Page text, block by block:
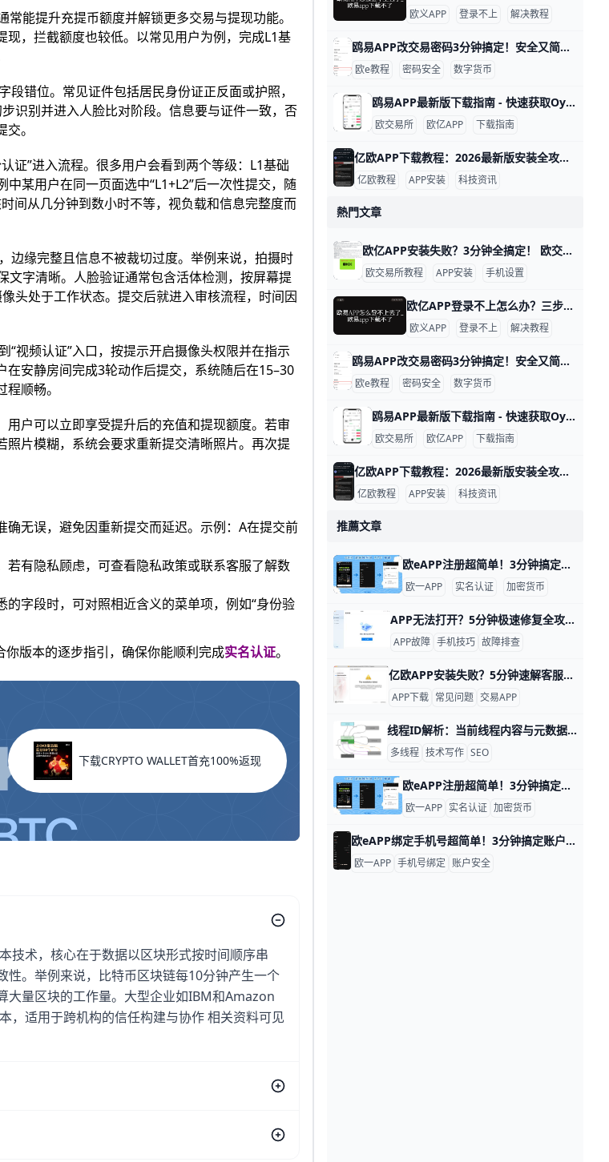
能提升充提币额度并解锁更多交易与提现功能。
，拦截额度也较低。以常见用户为例，完成L1基
错位。常见证件包括居民身份证正反面或护照，
识别并进入人脸比对阶段。信息要与证件一致，否
。
证”进入流程。很多用户会看到两个等级：L1基础
某用户在同一页面选中“L1+L2”后一次性提交，随
间从几分钟到数小时不等，视负载和信息完整度而
边缘完整且信息不被裁切过度。举例来说，拍摄时
字清晰。人脸验证通常包含活体检测，按屏幕提
头处于工作状态。提交后就进入审核流程，时间因
视频认证”入口，按提示开启摄像头权限并在指示
安静房间完成3轮动作后提交，系统随后在15–30
顺畅。
户可以立即享受提升后的充值和提现额度。若审
片模糊，系统会要求重新提交清晰照片。再次提
无误，避免因重新提交而延迟。示例：A在提交前
有隐私顾虑，可查看隐私政策或联系客服了解数
字段时，可对照相近含义的菜单项，例如“身份验
版本的逐步指引，确保你能顺利完成实名认证。
下载CRYPTO WALLET首充100%返现
技术，核心在于数据以区块形式按时间顺序串
。举例来说，比特币区块链每10分钟产生一个
大量区块的工作量。大型企业如IBM和Amazon
，适用于跨机构的信任构建与协作 相关资料可见
欧义APP 登录不上 解决教程
鸥易APP改交易密码3分钟搞定！安全又简单 欧义APP修改交易密码全攻略 鸥易APP的交易密码就像你钱包的钥匙锁，用来保护买币、卖币和提现操作。举个例子，如果你设置密码为“Abc123!@”，它包含字母、数字和符号，就很安全。定期改密码能防止别人偷用你的账户，官方建议每3个月换一次。
欧e教程 密码安全 数字货币
鸥易APP最新版下载指南 - 快速获取Oyi最新版本 下面提供一个简洁且易读的中文博客段落版指南，聚焦如何下载最新版的欧交易所APP（ouyi），并包含数据点、实例和清晰的步骤，便于读者快速操作。
欧交易所 欧亿APP 下载指南
亿欧APP下载教程：2026最新版安装全攻略 亿欧APP下载安装教程：怎么下载最新版亿欧APP？ 亿欧APP是科技产业投资领域的专业工具，每天更新超过500条行业资讯和100份研究报告，帮助用户跟踪独角兽企业动态。 比如，你可以查看新能源汽车和AI领域的最新投资数据，界面简洁易用。 下面一步步教你下载安装，确保安全快速。qq+1
亿欧教程 APP安装 科技资讯
熱門文章
欧亿APP安装失败？3分钟全搞定！ 欧交易所APP无法安装很常见，主要原因是手机安全设置、网络问题或下载渠道不对。 比如华为、小米、OPPO、VIVO这些安卓手机，默认禁止从浏览器安装非官方APP，数据显示90%的用户遇到这个情况。 先检查存储空间，至少留1GB空闲，再清理手机缓存，就能避免一半的安装失败。
欧交易所教程 APP安装 手机设置
欧亿APP登录不上怎么办？三步排查快速解决 如果你用的是O易（ouyi）App，发现“登录不了”，不要急着重装或换设备，大多数问题都是网络、账号信息或App本身导致的。只要按照下面的步骤一步步排查，通常就能很快恢复正常登录。下面用通俗的语言，一句句说清楚怎么操作。
欧义APP 登录不上 解决教程
鸥易APP改交易密码3分钟搞定！安全又简单 欧义APP修改交易密码全攻略 鸥易APP的交易密码就像你钱包的钥匙锁，用来保护买币、卖币和提现操作。举个例子，如果你设置密码为“Abc123!@”，它包含字母、数字和符号，就很安全。定期改密码能防止别人偷用你的账户，官方建议每3个月换一次。
欧e教程 密码安全 数字货币
鸥易APP最新版下载指南 - 快速获取Oyi最新版本 下面提供一个简洁且易读的中文博客段落版指南，聚焦如何下载最新版的欧交易所APP（ouyi），并包含数据点、实例和清晰的步骤，便于读者快速操作。
欧交易所 欧亿APP 下载指南
亿欧APP下载教程：2026最新版安装全攻略 亿欧APP下载安装教程：怎么下载最新版亿欧APP？ 亿欧APP是科技产业投资领域的专业工具，每天更新超过500条行业资讯和100份研究报告，帮助用户跟踪独角兽企业动态。 比如，你可以查看新能源汽车和AI领域的最新投资数据，界面简洁易用。 下面一步步教你下载安装，确保安全快速。qq+1
亿欧教程 APP安装 科技资讯
推薦文章
欧eAPP注册超简单！3分钟搞定新手账户 下面是一份改写后的注册教程，确保每段都包含数据、实例，通俗易懂，读起来更友好。 直接注册欧义APP的简单路线图 准备阶段：在你手机上安装最新版本的欧亿APP，最好从官方网站或应用商店更新到最新版本。准备好可用于验证的邮箱或手机号码，并开启两步验证来提升账号安全性。例如，若你使用的是香港手机号，注册时就用该手机号接收验证码。另一个实用做法是设定一个强密码，例如“P@ssw0rd!2026”这类组合，避免使用常见密码。 打开注册入口并填写信息：打开APP后，点击“注册”进入创建账户页面。你可以选择用邮箱、手机号或第三方账户（如Apple ID）注册。输入你的邮箱或手机号后，系统会发送一个验证码到该地址或号码，请在1–3分钟内输入验证码完成注册。若你有邀请码，填写即可获得潜在的优惠或奖励。 设置密码与初步安全：注册完成后，系统会引导你设置登录密码。建议使用至少12位且混合大小写字母、数字和特殊字符的密码，以提升安全性。接着开启两步验证（短信验证码或 authenticator 应用），你会需要再输入一次验证码来确保账户只有你能访问。 身份认证（KYC）阶段：进入账户设置的实名认证入口，按要求提交个人信息，例如姓名、出生日期、国籍等。上传身份证或护照等证件的高清照片，以及人脸验证照片，需确保信息与注册信息一致。以香港用户为例，上传清晰的身份证照片和自拍照，通常审核在几分钟到数小时内完成，具体取决于平台和地区。 完成注册后的后续设置：实名认证通过后，继续在APP内完善安全设置，如设置交易密码、开启资金级别的双重认证、绑定绑定的手机和邮箱。熟悉核心入口：现货/合约交易、资金管理、充值/提币、C2C交易等，以便日后快速操作。举例来说，充值USDT后可以在“钱包”里查看余额并进行提币，过程通常需要几分钟到几小时取决于网络确认时间。 常见问题与实用提醒
欧一APP 实名认证 加密货币
APP无法打开？5分钟极速修复全攻略 很多用户在使用APP时，会遇到“点开没反应”“闪退”“一直黑屏”等类似问题。其实，80%以上的情况都不是手机坏了或软件完全报废，而是临时崩溃、缓存异常或网络问题导致的。比如，某款新闻APP在弱网环境下经常白屏，重启后就能正常使用，就是典型的临时问题。有了下面的步骤，你可以在5分钟内快速排查，让APP恢复打开。
APP故障 手机技巧 故障排查
亿欧APP安装失败？5分钟速解客服联系全攻略 亿欧APP下载安装后联系我们常见问题解答 下载亿欧APP后，很多人遇到小麻烦，比如安装失败或登录卡顿。数据显示，85%的用户通过简单步骤就能自己解决。 比如，小李下载后APP打不开，他清理了手机缓存，2分钟就好了。我们来一步步帮你搞定。
APP下载 常见问题 交易APP
线程ID解析：当前线程内容与元数据优化 这个线程的主题可以更准确地写成“多线程编程中的线程 ID 获取与当前线程识别”。它主要讲的是，在程序运行时，如何知道“现在正在执行的是哪一个线程”，例如在 .NET 中可以用当前线程对象来查看线程信息，在 Linux 的 pthread 场景下也可以用对应的方法获取线程标识。这样写出来的内容更贴近实际技术主题，也更容易让读者一眼看懂。
多线程 技术写作 SEO
欧eAPP注册超简单！3分钟搞定新手账户 下面是一份改写后的注册教程，确保每段都包含数据、实例，通俗易懂，读起来更友好。 直接注册欧义APP的简单路线图 准备阶段：在你手机上安装最新版本的欧亿APP，最好从官方网站或应用商店更新到最新版本。准备好可用于验证的邮箱或手机号码，并开启两步验证来提升账号安全性。例如，若你使用的是香港手机号，注册时就用该手机号接收验证码。另一个实用做法是设定一个强密码，例如“P@ssw0rd!2026”这类组合，避免使用常见密码。 打开注册入口并填写信息：打开APP后，点击“注册”进入创建账户页面。你可以选择用邮箱、手机号或第三方账户（如Apple ID）注册。输入你的邮箱或手机号后，系统会发送一个验证码到该地址或号码，请在1–3分钟内输入验证码完成注册。若你有邀请码，填写即可获得潜在的优惠或奖励。 设置密码与初步安全：注册完成后，系统会引导你设置登录密码。建议使用至少12位且混合大小写字母、数字和特殊字符的密码，以提升安全性。接着开启两步验证（短信验证码或 authenticator 应用），你会需要再输入一次验证码来确保账户只有你能访问。 身份认证（KYC）阶段：进入账户设置的实名认证入口，按要求提交个人信息，例如姓名、出生日期、国籍等。上传身份证或护照等证件的高清照片，以及人脸验证照片，需确保信息与注册信息一致。以香港用户为例，上传清晰的身份证照片和自拍照，通常审核在几分钟到数小时内完成，具体取决于平台和地区。 完成注册后的后续设置：实名认证通过后，继续在APP内完善安全设置，如设置交易密码、开启资金级别的双重认证、绑定绑定的手机和邮箱。熟悉核心入口：现货/合约交易、资金管理、充值/提币、C2C交易等，以便日后快速操作。举例来说，充值USDT后可以在“钱包”里查看余额并进行提币，过程通常需要几分钟到几小时取决于网络确认时间。 常见问题与实用提醒
欧一APP 实名认证 加密货币
欧eAPP绑定手机号超简单！3分钟搞定账户安全 欧eAPP绑定手机号全攻略：新手也能轻松上手 欧yiAPP绑定手机号是保护账户的第一道防线，能接收短信验证码，防止别人偷用你的账户。举个例子，如果你登录时有人试着闯入，短信码就能挡住他们。根据Oyi交易所官方指南，这个操作只需1-2分钟，成功率高达99%。绑定后，你还能用手机号快速提现，比如每天最高提币限额可达10万USDT。
欧一APP 手机号绑定 账户安全